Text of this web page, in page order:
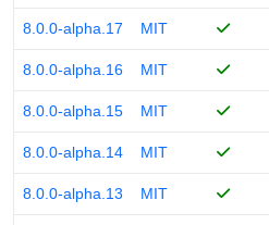
8.0.0-alpha.17 MIT
8.0.0-alpha.16 MIT
8.0.0-alpha.15 MIT
8.0.0-alpha.14 MIT
8.0.0-alpha.13 MIT